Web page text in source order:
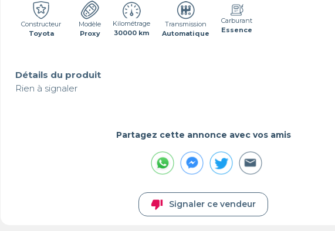
Constructeur
Toyota
Modèle
Proxy
Kilométrage
30000 km
Transmission
Automatique
Carburant
Essence
Détails du produit
Rien à signaler
Partagez cette annonce avec vos amis
thumb_down Signaler ce vendeur